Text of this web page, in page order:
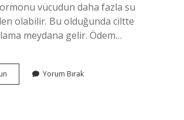
vücudun daha fazla su
olabilir. Bu olduğunda ciltte
meydana gelir. Ödem…
Hamilelik
Yorum Bırak